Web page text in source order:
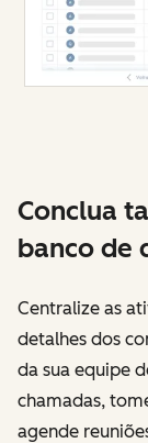
Conclua
banco de
Centralize as
detalhes dos
da sua equipe
chamadas,
agende